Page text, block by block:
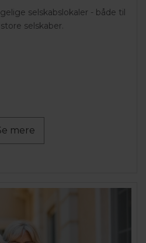
selskabslokaler - både til
selskaber.
mere